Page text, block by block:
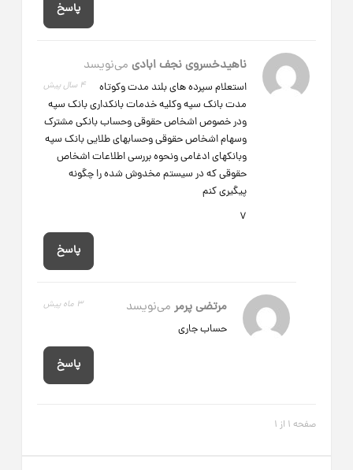
پاسخ
ناهیدخسروی نجف ابادی می‌نویسد
4 سال پیش
استعلام سپرده های بلند مدت وکوتاه
مدت بانک سپه وکلیه خدمات بانکداری بانک سپه
ودر خصوص اشخاص حقوقی وحساب بانکی مشترک
وسهام اشخاص حقوقی وحسابهای طلایی بانک سپه
وبانکهای ادغامی ونحوه بررسی اطلاعات اشخاص
حقوقی که در سیستم مخدوش شده را چگونه
پیگیری کنم
7
پاسخ
مرتضی پرمر می‌نویسد 3 ماه پیش
حساب جاری
پاسخ
صفحه 1 از 1